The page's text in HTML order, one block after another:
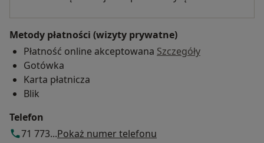
Metody płatności (wizyty prywatne)
Płatność online akceptowana Szczegóły
Gotówka
Karta płatnicza
Blik
Telefon
71 773...Pokaż numer telefonu